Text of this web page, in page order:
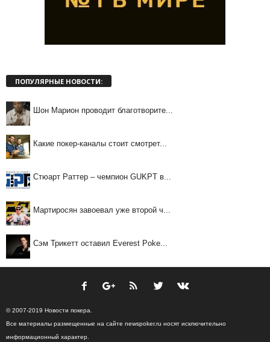
ПОПУЛЯРНЫЕ НОВОСТИ:
Шон Марион проводит благотворите...
Какие покер-каналы стоит смотрет...
Стюарт Раттер – чемпион GUKPT в...
Мартиросян завоевал уже второй ч...
Сэм Трикетт оставил Everest Poke...
© 2007-2019 Новости покера.
Все материалы размещенные на сайте newspoker.ru носят исключительно
информационный характер.